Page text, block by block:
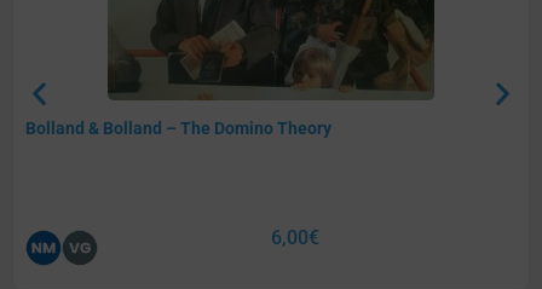
Bolland & Bolland – The Domino Theory
6,00€